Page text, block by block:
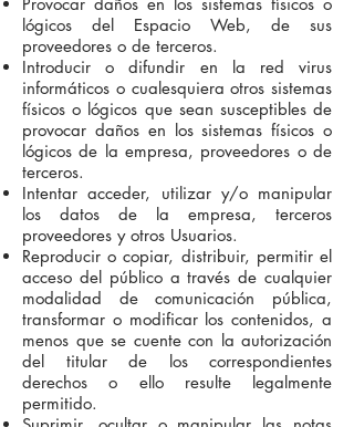
lógicos del Espacio Web, de sus
proveedores o de terceros.
Introducir o difundir en la red virus
informáticos o cualesquiera otros sistemas
físicos o lógicos que sean susceptibles de
provocar daños en los sistemas físicos o
lógicos de la empresa, proveedores o de
terceros.
Intentar acceder, utilizar y/o manipular
los datos de la empresa, terceros
proveedores y otros Usuarios.
Reproducir o copiar, distribuir, permitir el
acceso del público a través de cualquier
modalidad de comunicación pública,
transformar o modificar los contenidos, a
menos que se cuente con la autorización
del titular de los correspondientes
derechos o ello resulte legalmente
permitido.